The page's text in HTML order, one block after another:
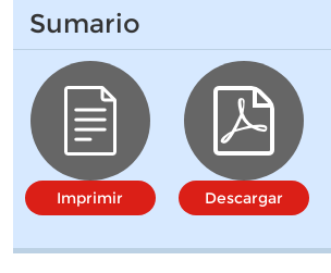
Sumario
Imprimir Descargar